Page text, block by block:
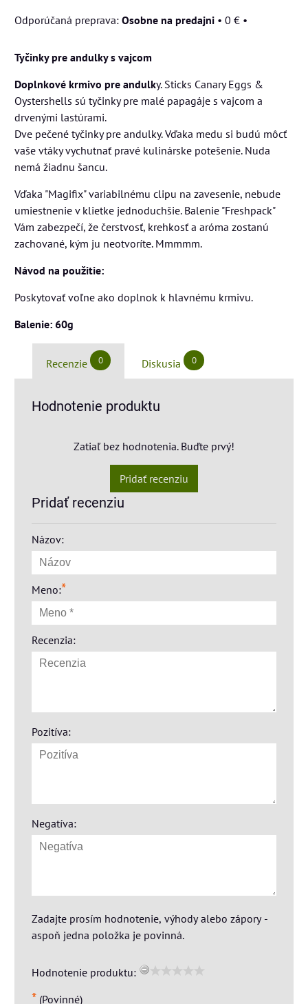
Osobne na predajni • 0 € •
Tyčinky pre andulky s vajcom
Doplnkové krmivo pre andulky. Sticks Canary Eggs &
Oystershells sú tyčinky pre malé papagáje s vajcom a
drvenými lastúrami.
Dve pečené tyčinky pre andulky. Vďaka medu si budú môcť
vaše vtáky vychutnať pravé kulinárske potešenie. Nuda
nemá žiadnu šancu.
Vďaka "Magifix" variabilnému clipu na zavesenie, nebude
umiestnenie v klietke jednoduchšie. Balenie "Freshpack"
Vám zabezpečí, že čerstvosť, krehkosť a aróma zostanú
zachované, kým ju neotvoríte. Mmmmm.
Návod na použitie:
Poskytovať voľne ako doplnok k hlavnému krmivu.
Balenie: 60g
Recenzie 0 Diskusia 0
Hodnotenie produktu
Zatiaľ bez hodnotenia. Buďte prvý!
Pridať recenziu
Pridať recenziu
Názov:
Meno:*
Recenzia:
Pozitíva:
Negatíva:
Zadajte prosím hodnotenie, výhody alebo zápory -
aspoň jedna položka je povinná.
Hodnotenie produktu:
* (Povinné)